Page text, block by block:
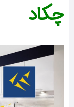
چکاد